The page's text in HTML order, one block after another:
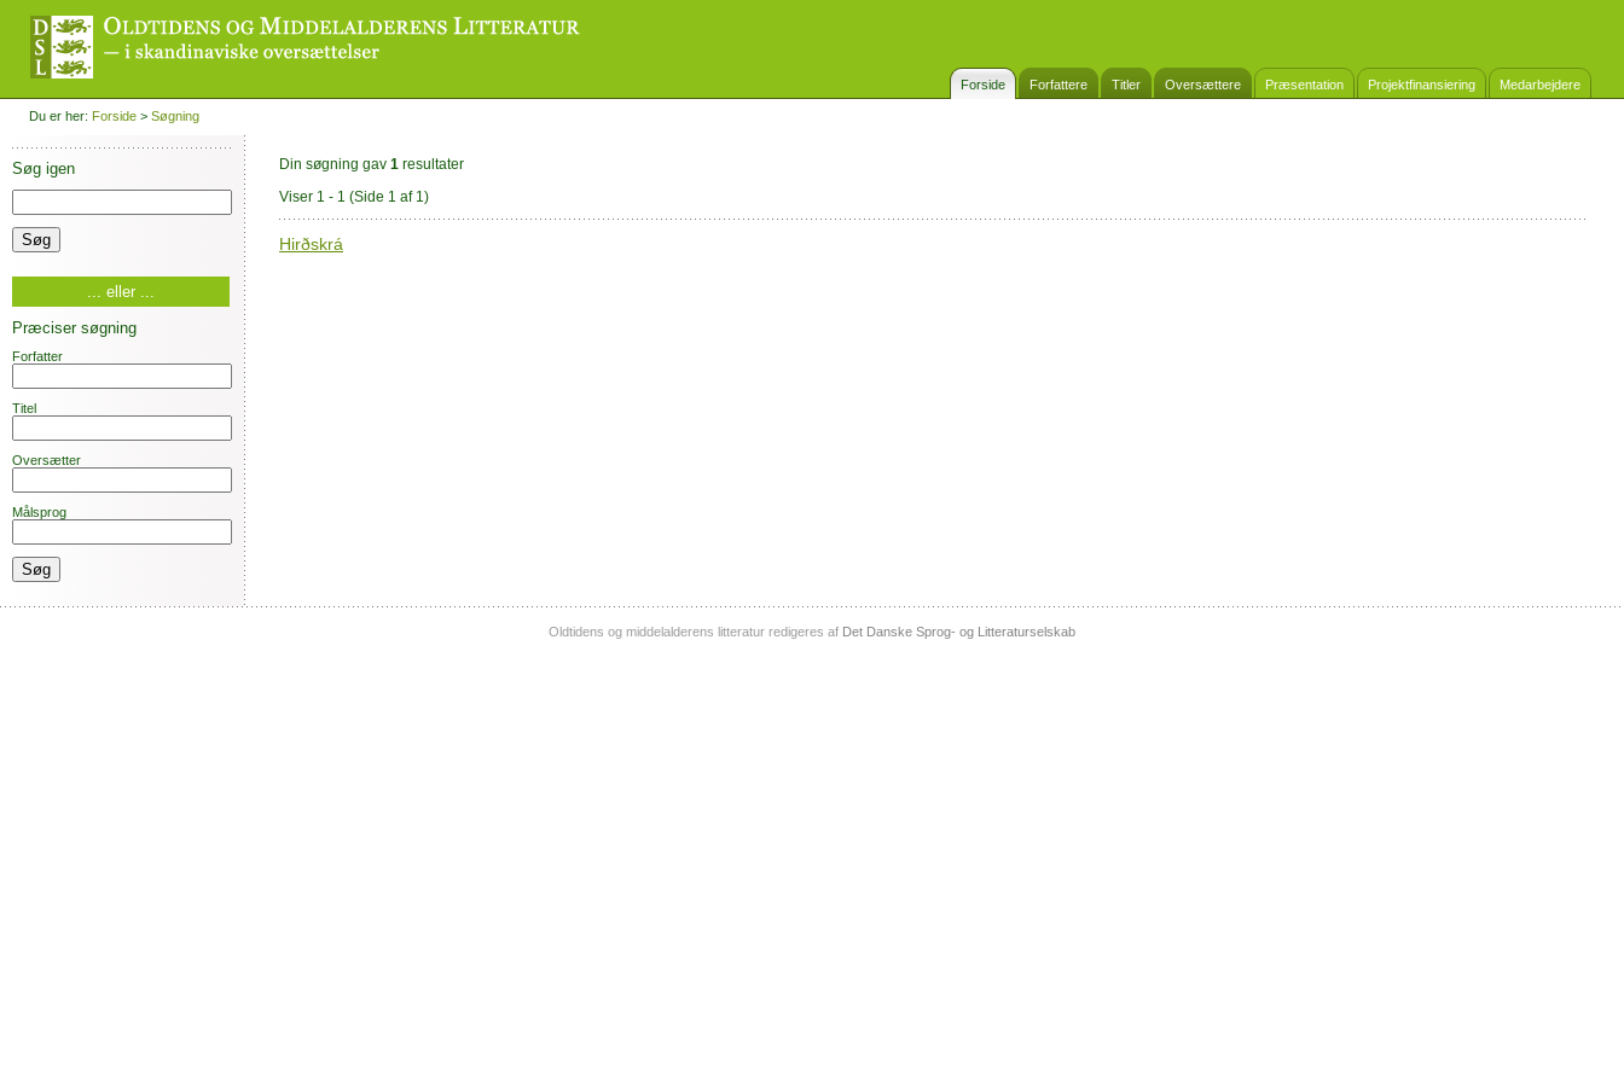
Forside Forfattere Titler Oversættere Præsentation Projektfinansiering Medarbejdere
Du er her: Forside > Søgning
Søg igen
... eller ...
Præciser søgning
Forfatter
Titel
Oversætter
Målsprog
Din søgning gav 1 resultater
Viser 1 - 1 (Side 1 af 1)
Hirðskrá
Oldtidens og middelalderens litteratur redigeres af Det Danske Sprog- og Litteraturselskab